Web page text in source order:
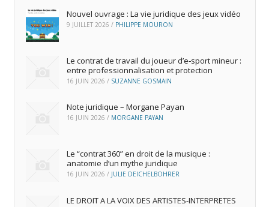
Nouvel ouvrage : La vie juridique des jeux vidéo
9 JUILLET 2026 / PHILIPPE MOURON
Le contrat de travail du joueur d’e‑sport mineur :
entre professionnalisation et protection
16 JUIN 2026 / SUZANNE GOSMAIN
Note juridique – Morgane Payan
16 JUIN 2026 / MORGANE PAYAN
Le “contrat 360” en droit de la musique :
anatomie d’un mythe juridique
16 JUIN 2026 / JULIE DEICHELBOHRER
LE DROIT A LA VOIX DES ARTISTES-INTERPRETES